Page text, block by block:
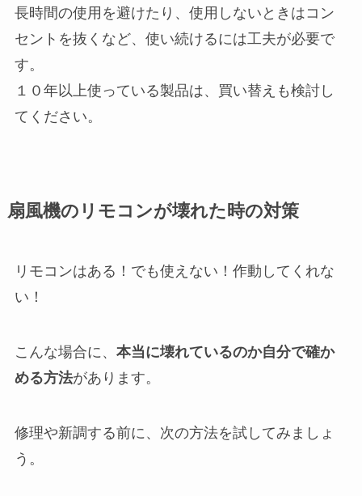
長時間の使用を避けたり、使用しないときはコン
セントを抜くなど、使い続けるには工夫が必要で
す。
１０年以上使っている製品は、買い替えも検討し
てください。
扇風機のリモコンが壊れた時の対策
リモコンはある！でも使えない！作動してくれな
い！
こんな場合に、 本当に壊れているのか自分で確か
める方法があります。
修理や新調する前に、次の方法を試してみましょ
う。